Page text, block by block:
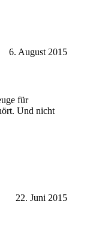
6. August 2015
für
Und nicht
22. Juni 2015